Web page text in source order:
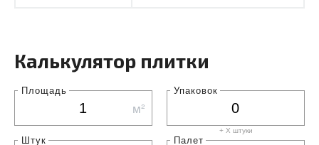
Калькулятор плитки
Площадь
м²
Упаковок
+ X штуки
Штук Палет